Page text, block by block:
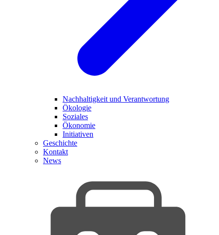
Nachhaltigkeit und Verantwortung
Ökologie
Soziales
Ökonomie
Initiativen
Geschichte
Kontakt
News